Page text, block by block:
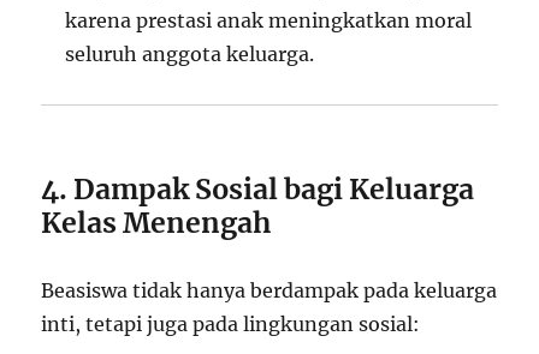
karena prestasi anak meningkatkan moral
seluruh anggota keluarga.
4. Dampak Sosial bagi Keluarga
Kelas Menengah
Beasiswa tidak hanya berdampak pada keluarga
inti, tetapi juga pada lingkungan sosial: